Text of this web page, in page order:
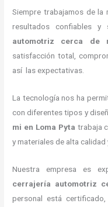
Siempre trabajamos de la
resultados confiables
automotriz cerca de
satisfacción total,
así las expectativas.
La tecnología nos ha
con diferentes tipos y
mi en Loma Pyta trabaja
y materiales de alta calidad
Nuestra empresa es
cerrajería automotriz
personal está certificado,